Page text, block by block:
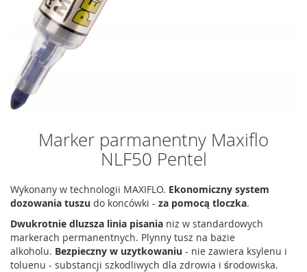
Marker parmanentny Maxiflo
NLF50 Pentel
Wykonany w technologii MAXIFLO. Ekonomiczny system
dozowania tuszu do koncówki - za pomocą tloczka.
Dwukrotnie dluzsza linia pisania niz w standardowych
markerach permanentnych. Plynny tusz na bazie
alkoholu. Bezpieczny w uzytkowaniu - nie zawiera ksylenu i
toluenu - substancji szkodliwych dla zdrowia i środowiska.